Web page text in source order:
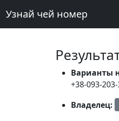
Узнай чей номер
Варианты
+38-093-
Владелец: